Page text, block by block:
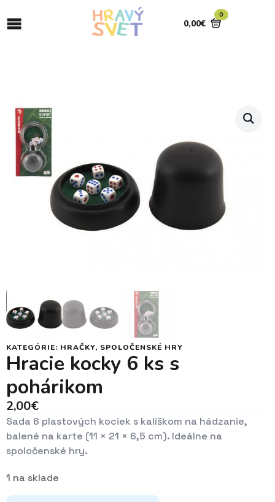
0,00€
0
KATEGÓRIE: HRAČKY, SPOLOČENSKÉ HRY
Hracie kocky 6 ks s
pohárikom
2,00€
Sada 6 plastových kociek s kalíškom na hádzanie,
balené na karte (11 × 21 × 6,5 cm). Ideálne na
spoločenské hry.
1 na sklade